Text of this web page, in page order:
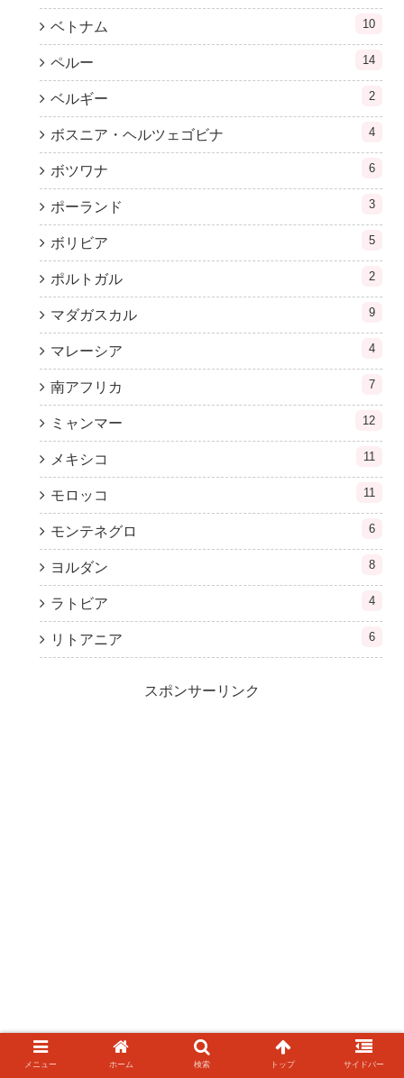
ベトナム 10
ペルー 14
ベルギー 2
ボスニア・ヘルツェゴビナ 4
ボツワナ 6
ポーランド 3
ボリビア 5
ポルトガル 2
マダガスカル 9
マレーシア 4
南アフリカ 7
ミャンマー 12
メキシコ 11
モロッコ 11
モンテネグロ 6
ヨルダン 8
ラトビア 4
リトアニア 6
スポンサーリンク
メニュー ホーム 検索 トップ サイドバー